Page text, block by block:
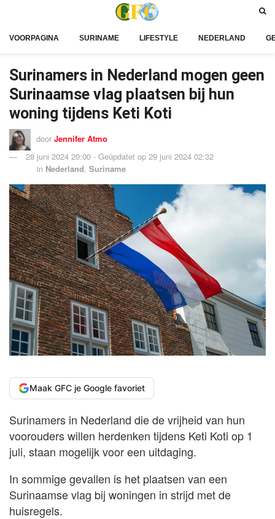
VOORPAGINA SURINAME LIFESTYLE NEDERLAND
Surinamers in Nederland mogen geen
Surinaamse vlag plaatsen bij hun
woning tijdens Keti Koti
door Jennifer Atmo
28 juni 2024 20:00 - Geüpdatet op 29 juni 2024 02:32
in Nederland, Suriname
Maak GFC je Google favoriet
Surinamers in Nederland die de vrijheid van hun
voorouders willen herdenken tijdens Keti Koti op 1
juli, staan mogelijk voor een uitdaging.
In sommige gevallen is het plaatsen van een
Surinaamse vlag bij woningen in strijd met de
huisregels.